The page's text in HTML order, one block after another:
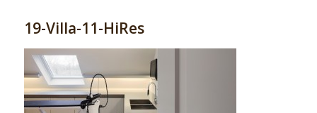
19-Villa-11-HiRes